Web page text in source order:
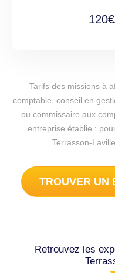
Tarifs des missions à
comptable, conseil en
ou commissaire aux
entreprise établie :
Terrasson-
TROUVER UN
Retrouvez les